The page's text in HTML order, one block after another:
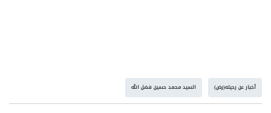
تدفع بعارفيه إلى محبّته ومودّته".
أخبار عن رحيله(رض) السيد محمد حسين فضل الله